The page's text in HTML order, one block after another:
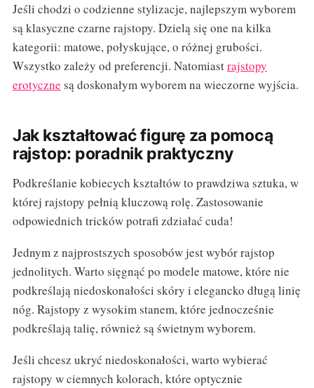
Jeśli chodzi o codzienne stylizacje, najlepszym wyborem
są klasyczne czarne rajstopy. Dzielą się one na kilka
kategorii: matowe, połyskujące, o różnej grubości.
Wszystko zależy od preferencji. Natomiastrajstopy
erotyczne są doskonałym wyborem na wieczorne wyjścia.
Jak kształtować figurę za pomocą
rajstop: poradnik praktyczny
Podkreślanie kobiecych kształtów to prawdziwa sztuka, w
której rajstopy pełnią kluczową rolę. Zastosowanie
odpowiednich tricków potrafi zdziałać cuda!
Jednym z najprostszych sposobów jest wybór rajstop
jednolitych. Warto sięgnąć po modele matowe, które nie
podkreślają niedoskonałości skóry i elegancko długą linię
nóg. Rajstopy z wysokim stanem, które jednocześnie
podkreślają talię, również są świetnym wyborem.
Jeśli chcesz ukryć niedoskonałości, warto wybierać
rajstopy w ciemnych kolorach, które optycznie